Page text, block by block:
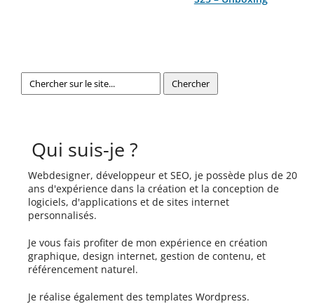
Qui suis-je ?
Webdesigner, développeur et SEO, je possède plus de 20
ans d'expérience dans la création et la conception de
logiciels, d'applications et de sites internet
personnalisés.
Je vous fais profiter de mon expérience en création
graphique, design internet, gestion de contenu, et
référencement naturel.
Je réalise également des templates Wordpress.